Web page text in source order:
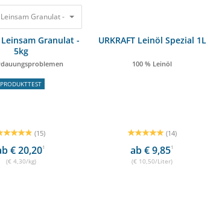
Leinsam Granulat - 5kg Bei Verdauungsproblemen 21,50 €
Leinsam Granulat -
5kg
PRODUKTTEST
(15)
€ 20,201
(€ 4,30/kg)
URKRAFT Leinöl Spezial 1L
100 % Leinöl
(14)
ab € 9,851
(€ 10,50/Liter)